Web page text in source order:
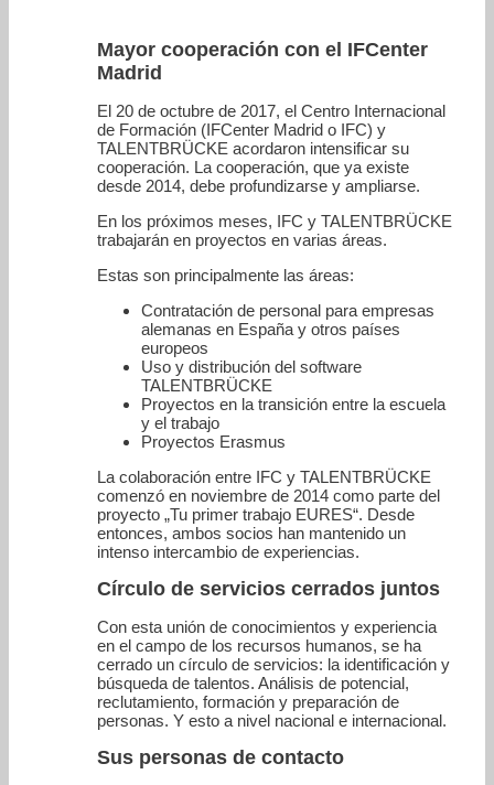
Mayor cooperación con el IFCenter
Madrid
El 20 de octubre de 2017, el Centro Internacional
de Formación (IFCenter Madrid o IFC) y
TALENTBRÜCKE acordaron intensificar su
cooperación. La cooperación, que ya existe
desde 2014, debe profundizarse y ampliarse.
En los próximos meses, IFC y TALENTBRÜCKE
trabajarán en proyectos en varias áreas.
Estas son principalmente las áreas:
Contratación de personal para empresas
alemanas en España y otros países
europeos
Uso y distribución del software
TALENTBRÜCKE
Proyectos en la transición entre la escuela
y el trabajo
Proyectos Erasmus
La colaboración entre IFC y TALENTBRÜCKE
comenzó en noviembre de 2014 como parte del
proyecto „Tu primer trabajo EURES“. Desde
entonces, ambos socios han mantenido un
intenso intercambio de experiencias.
Círculo de servicios cerrados juntos
Con esta unión de conocimientos y experiencia
en el campo de los recursos humanos, se ha
cerrado un círculo de servicios: la identificación y
búsqueda de talentos. Análisis de potencial,
reclutamiento, formación y preparación de
personas. Y esto a nivel nacional e internacional.
Sus personas de contacto